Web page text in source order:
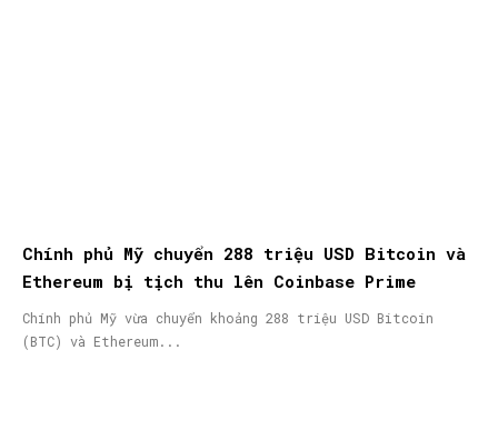
Chính phủ Mỹ chuyển 288 triệu USD Bitcoin và
Ethereum bị tịch thu lên Coinbase Prime
Chính phủ Mỹ vừa chuyển khoảng 288 triệu USD Bitcoin
(BTC) và Ethereum...